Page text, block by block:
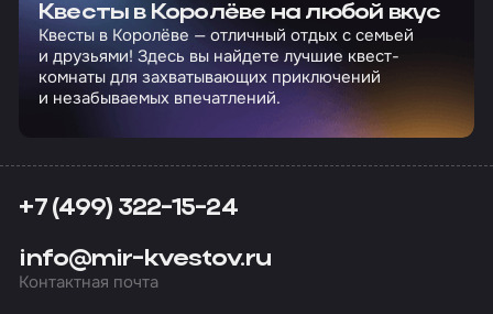
Квесты в Королёве на любой вкус
Квесты в Королёве — отличный отдых с семьей
и друзьями! Здесь вы найдете лучшие квест-
комнаты для захватывающих приключений
и незабываемых впечатлений.
+7 (499) 322-15-24
info@mir-kvestov.ru
Контактная почта